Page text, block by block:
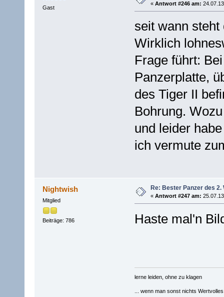
Gast
« Antwort #246 am:
seit wann
Wirklich
Frage führt:
Panzerplatte,
des Tiger II
Bohrung.
und leider
ich vermute
Nightwish
Mitglied
Beiträge: 786
Re: Bester Panzer des 2.
« Antwort #247 am:
Haste mal'n
lerne leiden, ohne zu klagen
... wenn man sonst nichts